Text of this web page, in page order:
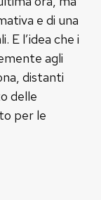
e di una
E l’idea che i
agli
distanti
delle
per le